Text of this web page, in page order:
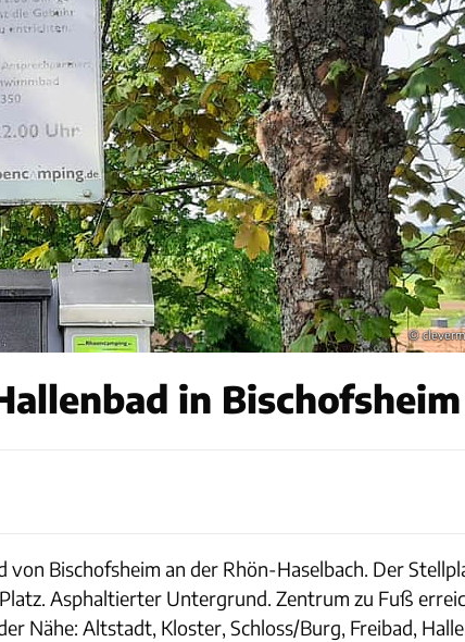
©
in
Bischofsheim an der Rhön-Haselbach. Der
Asphaltierter Untergrund. Zentrum zu Fuß
Nähe: Altstadt, Kloster, Schloss/Burg, Freibad,